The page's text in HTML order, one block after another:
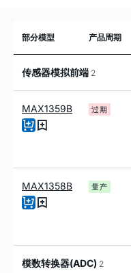
部分模型 产品周期
传感器模拟前端 2
MAX1359B 过期
MAX1358B 量产
模数转换器(ADC) 2